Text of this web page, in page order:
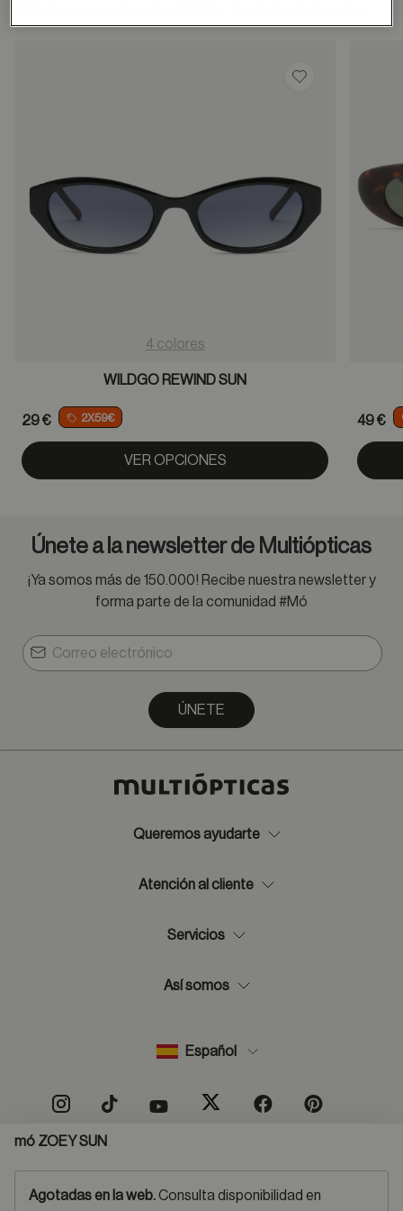
Guardar en
4 colores
WILDGO REWIND SUN
29 € 2X59€
VER OPCIONES
49 €
mó ZOEY SUN
Agotadas en la web.Consulta disponibilidad en
Únete a la newsletter de Multiópticas
¡Ya somos más de 150.000! Recibe nuestra newsletter y
forma parte de la comunidad #Mó
ÚNETE
Queremos ayudarte
Atención al cliente
Servicios
Así somos
Español
Mapa del sitio
Aviso legal
Política protección de datos
Normas de uso de RSS